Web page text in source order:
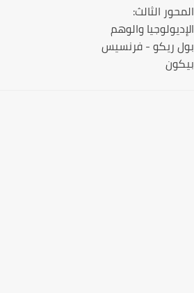
الثالث:
والوهم
ريكو - فرنسيس